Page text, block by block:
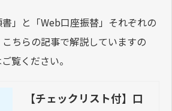
書」と「Web口座振替」それぞれの
ちらの記事で解説していますの
覧ください。
【チェックリスト付】口